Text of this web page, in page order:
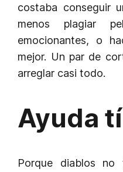
costaba conseguir
menos plagiar
emocionantes, o
mejor. Un par de
arreglar casi todo.
Ayuda
Porque diablos